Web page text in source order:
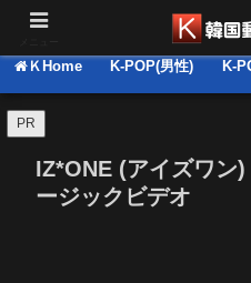
韓国関連の動画集＆推
ＫHome K-POP(男性) K-
PR
IZ*ONE (アイズワン
ージックビデオ